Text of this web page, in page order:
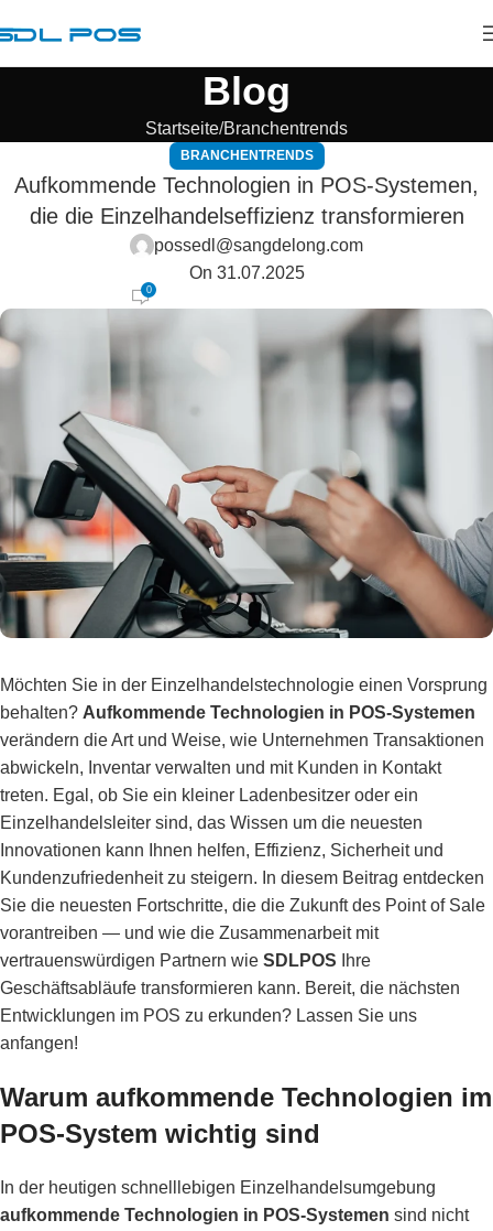
Blog
Startseite Branchentrends
BRANCHENTRENDS
Aufkommende Technologien in POS-Systemen,
die die Einzelhandelseffizienz transformieren
possedl@sangdelong.com
On 31.07.2025
0
Möchten Sie in der Einzelhandelstechnologie einen Vorsprung
behalten? Aufkommende Technologien in POS-Systemen
verändern die Art und Weise, wie Unternehmen Transaktionen
abwickeln, Inventar verwalten und mit Kunden in Kontakt
treten. Egal, ob Sie ein kleiner Ladenbesitzer oder ein
Einzelhandelsleiter sind, das Wissen um die neuesten
Innovationen kann Ihnen helfen, Effizienz, Sicherheit und
Kundenzufriedenheit zu steigern. In diesem Beitrag entdecken
Sie die neuesten Fortschritte, die die Zukunft des Point of Sale
vorantreiben — und wie die Zusammenarbeit mit
vertrauenswürdigen Partnern wie SDLPOS Ihre
Geschäftsabläufe transformieren kann. Bereit, die nächsten
Entwicklungen im POS zu erkunden? Lassen Sie uns
anfangen!
Warum aufkommende Technologien im
POS-System wichtig sind
In der heutigen schnelllebigen Einzelhandelsumgebung
aufkommende Technologien in POS-Systemen sind nicht